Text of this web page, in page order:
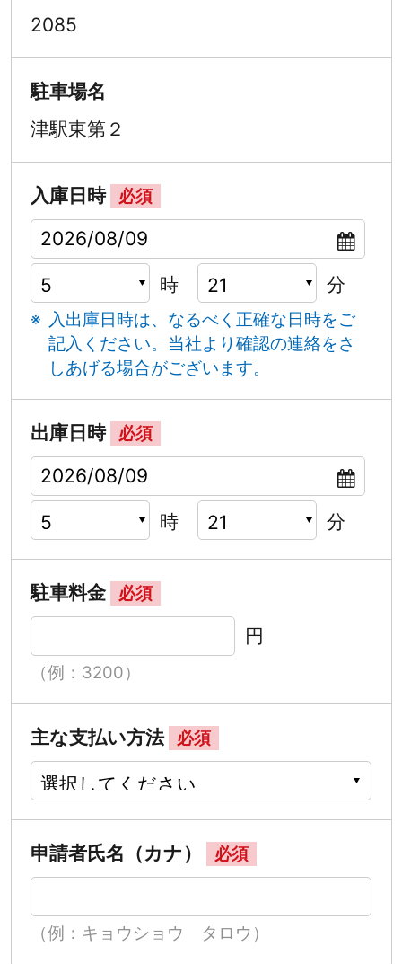
2085
駐車場名
津駅東第２
入庫日時 必須
時 分
入出庫日時は、なるべく正確な日時をご
記入ください。 当社より確認の連絡をさ
しあげる場合がございます。
出庫日時 必須
時 分
駐車料金 必須
円
（例：3200）
主な支払い方法 必須
申請者氏名（カナ） 必須
（例：キョウショウ タロウ）